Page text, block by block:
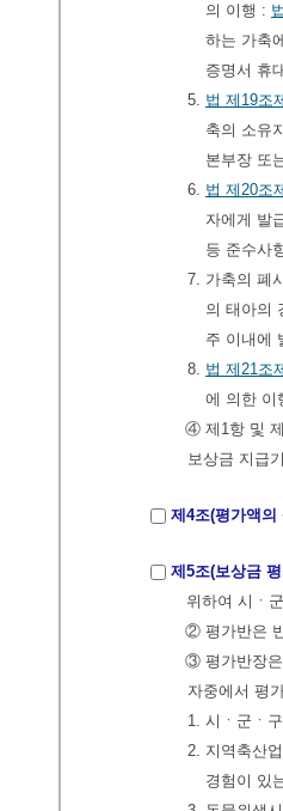
의 이행 :
하는 가축
증명서 휴
5. 법 제19조
축의 소유
본부장 또
6. 법 제20조
자에게 발
등 준수사
7. 가축의 폐
의 태아의
주 이내에
8. 법 제21조
에 의한 이
④ 제1항 및
보상금 지급
제4조(평가액의
제5조(보상금
위하여 시ㆍ
② 평가반은
③ 평가반장은
자중에서 평
1. 시ㆍ군ㆍ
2. 지역축산
경험이 있